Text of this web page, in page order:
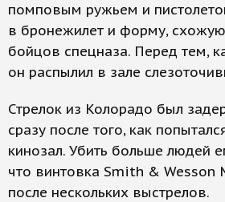
помповым ружьем и
в бронежилет и форму,
бойцов спецназа. Перед тем,
он распылил в зале
Стрелок из Колорадо был
сразу после того, как
кинозал. Убить больше людей
что винтовка Smith & Wesson
после нескольких выстрелов.